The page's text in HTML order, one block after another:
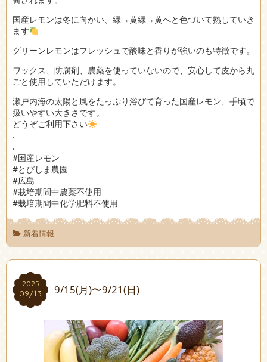
国産レモンは冬に向かい、緑→黄緑→黄へと色づいて熟していき
ます
グリーンレモンはフレッシュで酸味と香りが強いのも特徴です。
ワックス、防腐剤、農薬を使っていないので、安心して皮から丸
ごと使用していただけます。
瀬戸内海の太陽と風をたっぷり浴びて育った国産レモン、手頃で
扱いやすい大きさです。
どうぞご利用下さい
.
.
#国産レモン
#とびしま農園
#広島
#栽培期間中農薬不使用
#栽培期間中化学肥料不使用
新着情報
2025
09/13
2025
09/13 9/15(月)〜9/21(日)